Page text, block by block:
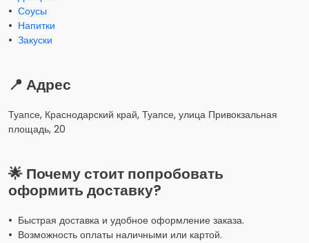
• Соусы
• Напитки
• Закуски
📍 Адрес
Туапсе, Краснодарский край, Туапсе, улица Привокзальная
площадь, 20
🌟 Почему стоит попробовать
оформить доставку?
• Быстрая доставка и удобное оформление заказа.
• Возможность оплаты наличными или картой.